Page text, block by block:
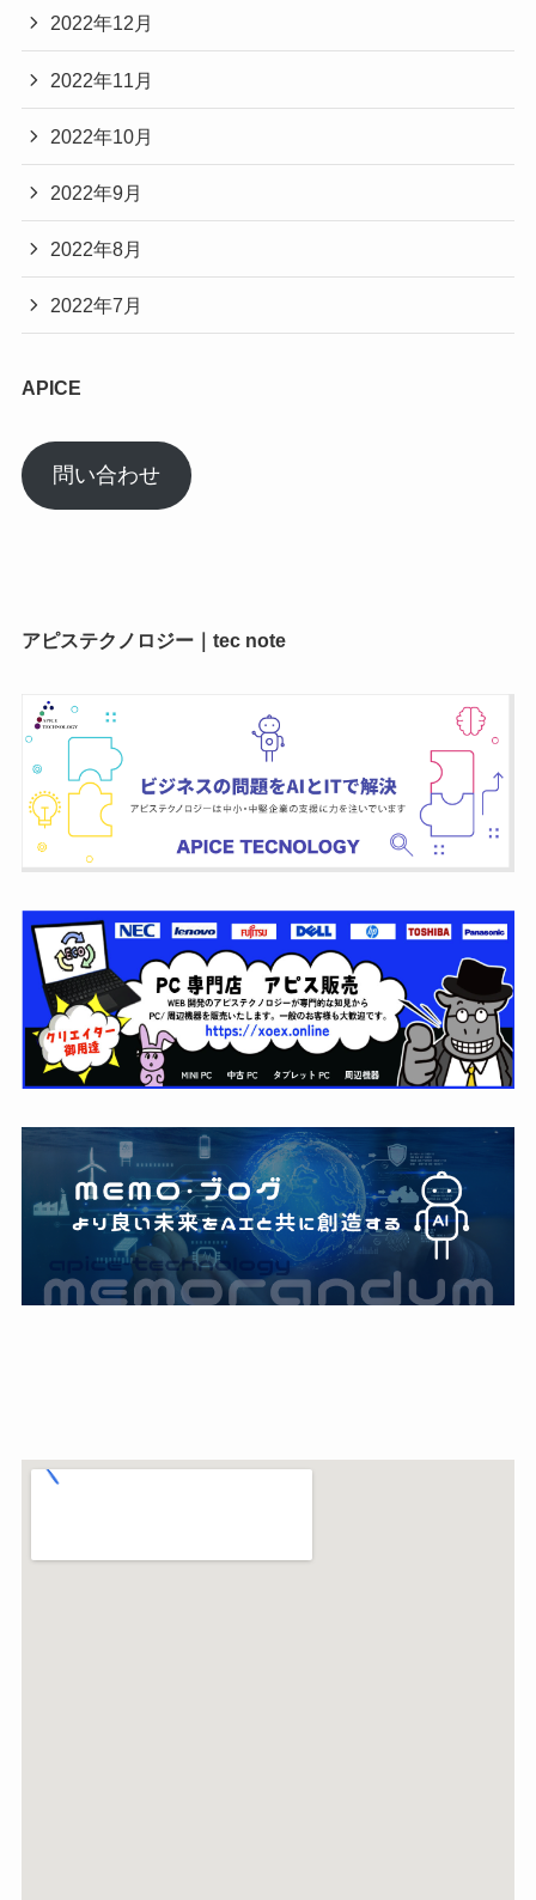
2022年12月
2022年11月
2022年10月
2022年9月
2022年8月
2022年7月
APICE
問い合わせ
アピステクノロジー｜tec note